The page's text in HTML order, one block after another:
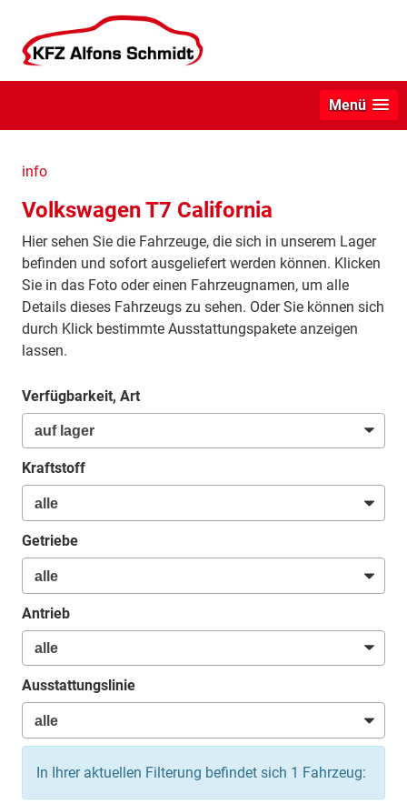
Menü
info
Volkswagen T7 California
Hier sehen Sie die Fahrzeuge, die sich in unserem Lager
befinden und sofort ausgeliefert werden können. Klicken
Sie in das Foto oder einen Fahrzeugnamen, um alle
Details dieses Fahrzeugs zu sehen. Oder Sie können sich
durch Klick bestimmte Ausstattungspakete anzeigen
lassen.
Verfügbarkeit, Art
Kraftstoff
Getriebe
Antrieb
Ausstattungslinie
In Ihrer aktuellen Filterung befindet sich 1 Fahrzeug: